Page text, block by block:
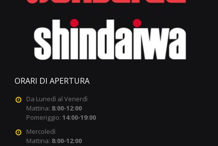
ORARI DI APERTURA
Da Lunedì al Venerdì
Mattina: 8:00-12:00
Pomeriggio: 14:00-19:00
Mercoledì
Mattina: 8:00-12:00